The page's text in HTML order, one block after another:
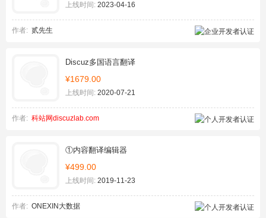
上线时间: 2023-04-16
作者: 贰先生
Discuz多国语言翻译
¥1679.00
上线时间: 2020-07-21
作者: 科站网discuzlab.com
①内容翻译编辑器
¥499.00
上线时间: 2019-11-23
作者: ONEXIN大数据